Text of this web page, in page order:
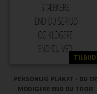
TILBUD
PERSONLIG PLAKAT - DU ER
MODIGERE END DU TROR